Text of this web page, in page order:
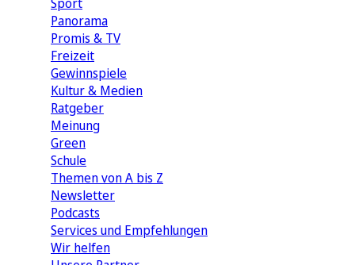
Panorama
Promis & TV
Freizeit
Gewinnspiele
Kultur & Medien
Ratgeber
Meinung
Green
Schule
Themen von A bis Z
Newsletter
Podcasts
Services und Empfehlungen
Wir helfen